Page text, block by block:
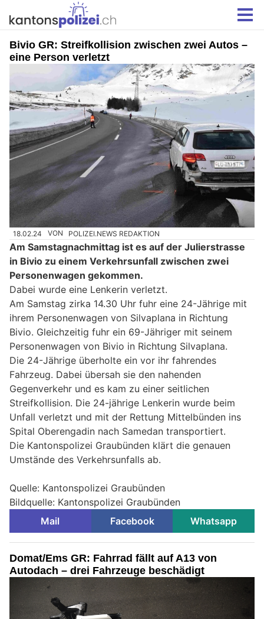
Bivio GR: Streifkollision zwischen zwei Autos –
eine Person verletzt
18.02.24 VON POLIZEI.NEWS REDAKTION
Am Samstagnachmittag ist es auf der Julierstrasse
in Bivio zu einem Verkehrsunfall zwischen zwei
Personenwagen gekommen.
Dabei wurde eine Lenkerin verletzt.
Am Samstag zirka 14.30 Uhr fuhr eine 24-Jährige mit
ihrem Personenwagen von Silvaplana in Richtung
Bivio. Gleichzeitig fuhr ein 69-Jähriger mit seinem
Personenwagen von Bivio in Richtung Silvaplana.
Die 24-Jährige überholte ein vor ihr fahrendes
Fahrzeug. Dabei übersah sie den nahenden
Gegenverkehr und es kam zu einer seitlichen
Streifkollision. Die 24-jährige Lenkerin wurde beim
Unfall verletzt und mit der Rettung Mittelbünden ins
Spital Oberengadin nach Samedan transportiert.
Die Kantonspolizei Graubünden klärt die genauen
Umstände des Verkehrsunfalls ab.
Quelle: Kantonspolizei Graubünden
Bildquelle: Kantonspolizei Graubünden
Mail
Facebook Whatsapp
Domat/Ems GR: Fahrrad fällt auf A13 von
Autodach – drei Fahrzeuge beschädigt